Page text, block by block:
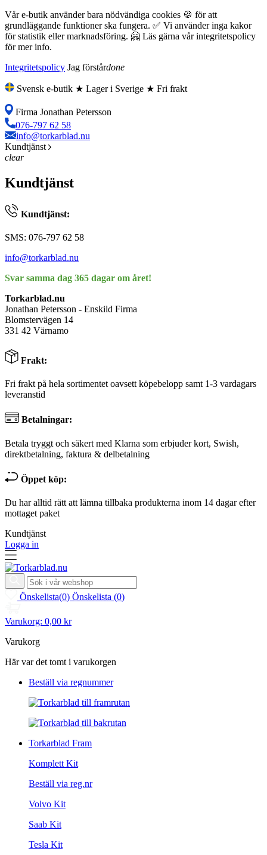
Vår e-butik använder bara nödvändiga cookies 🍪 för att
grundläggande funktioner ska fungera. ✅ Vi använder inga kakor
för statistik eller marknadsföring. 🤗 Läs gärna vår integritetspolicy
för mer info.
Integritetspolicy Jag förstårdone
Svensk e-butik ★ Lager i Sverige ★ Fri frakt
Firma Jonathan Petersson
076-797 62 58
info@torkarblad.nu
Kundtjänst
clear
Kundtjänst
Kundtjänst:
SMS: 076-797 62 58
info@torkarblad.nu
Svar samma dag 365 dagar om året!
Torkarblad.nu
Jonathan Petersson - Enskild Firma
Blomstervägen 14
331 42 Värnamo
Frakt:
Fri frakt på hela sortimentet oavsett köpebelopp samt 1-3 vardagars
leveranstid
Betalningar:
Betala tryggt och säkert med Klarna som erbjuder kort, Swish,
direktbetalning, faktura & delbetalning
Öppet köp:
Du har alltid rätt att lämna tillbaka produkterna inom 14 dagar efter
mottaget paket
Kundtjänst
Logga in
Önskelista(0) Önskelista (0)
Varukorg: 0,00 kr
Varukorg
Här var det tomt i varukorgen
Beställ via regnummer
Torkarblad Fram
Komplett Kit
Beställ via reg.nr
Volvo Kit
Saab Kit
Tesla Kit